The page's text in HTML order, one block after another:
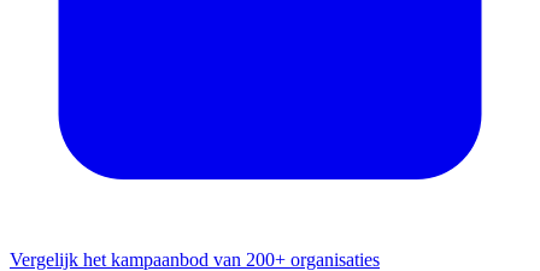
Vergelijk het kampaanbod van 200+ organisaties